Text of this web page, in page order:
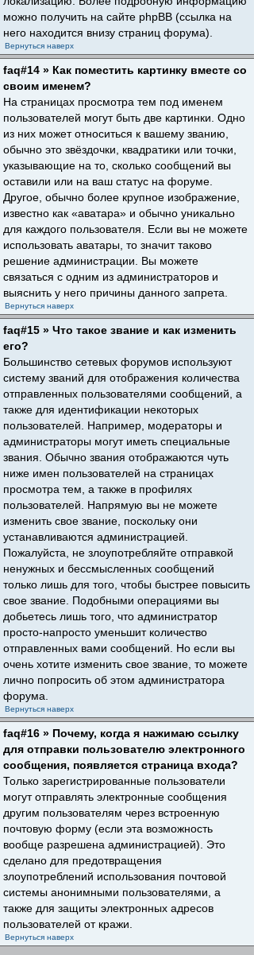
можно получить на сайте phpBB (ссылка на
него находится внизу страниц форума).
Вернуться наверх
faq#14 » Как поместить картинку вместе со
своим именем?
На страницах просмотра тем под именем
пользователей могут быть две картинки. Одно
из них может относиться к вашему званию,
обычно это звёздочки, квадратики или точки,
указывающие на то, сколько сообщений вы
оставили или на ваш статус на форуме.
Другое, обычно более крупное изображение,
известно как «аватара» и обычно уникально
для каждого пользователя. Если вы не можете
использовать аватары, то значит таково
решение администрации. Вы можете
связаться с одним из администраторов и
выяснить у него причины данного запрета.
Вернуться наверх
faq#15 » Что такое звание и как изменить
его?
Большинство сетевых форумов используют
систему званий для отображения количества
отправленных пользователями сообщений, а
также для идентификации некоторых
пользователей. Например, модераторы и
администраторы могут иметь специальные
звания. Обычно звания отображаются чуть
ниже имен пользователей на страницах
просмотра тем, а также в профилях
пользователей. Напрямую вы не можете
изменить свое звание, поскольку они
устанавливаются администрацией.
Пожалуйста, не злоупотребляйте отправкой
ненужных и бессмысленных сообщений
только лишь для того, чтобы быстрее повысить
свое звание. Подобными операциями вы
добьетесь лишь того, что администратор
просто-напросто уменьшит количество
отправленных вами сообщений. Но если вы
очень хотите изменить свое звание, то можете
лично попросить об этом администратора
форума.
Вернуться наверх
faq#16 » Почему, когда я нажимаю ссылку
для отправки пользователю электронного
сообщения, появляется страница входа?
Только зарегистрированные пользователи
могут отправлять электронные сообщения
другим пользователям через встроенную
почтовую форму (если эта возможность
вообще разрешена администрацией). Это
сделано для предотвращения
злоупотреблений использования почтовой
системы анонимными пользователями, а
также для защиты электронных адресов
пользователей от кражи.
Вернуться наверх